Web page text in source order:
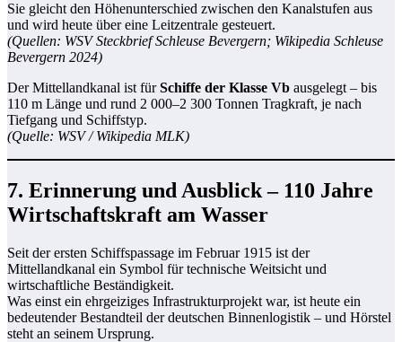
Sie gleicht den Höhenunterschied zwischen den Kanalstufen aus
und wird heute über eine Leitzentrale gesteuert.
(Quellen: WSV Steckbrief Schleuse Bevergern; Wikipedia Schleuse
Bevergern 2024)
Der Mittellandkanal ist fürSchiffe der Klasse Vb ausgelegt – bis
110 m Länge und rund 2 000–2 300 Tonnen Tragkraft, je nach
Tiefgang und Schiffstyp.
(Quelle: WSV / Wikipedia MLK)
7. Erinnerung und Ausblick – 110 Jahre
Wirtschaftskraft am Wasser
Seit der ersten Schiffspassage im Februar 1915 ist der
Mittellandkanal ein Symbol für technische Weitsicht und
wirtschaftliche Beständigkeit.
Was einst ein ehrgeiziges Infrastrukturprojekt war, ist heute ein
bedeutender Bestandteil der deutschen Binnenlogistik – und Hörstel
steht an seinem Ursprung.